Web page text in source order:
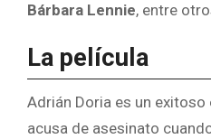
Bárbara Lennie, entre
La película
Adrián Doria es un
acusa de asesinato